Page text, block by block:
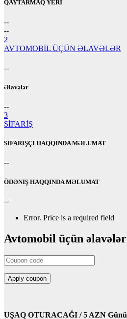
QAYTARMAQ YERİ
--
--
2
AVTOMOBİL ÜÇÜN ƏLAVƏLƏR
--
Əlavələr
--
3
SİFARİŞ
SIFARIŞÇI HAQQINDA MƏLUMAT
--
ÖDƏNIŞ HAQQINDA MƏLUMAT
--
Error. Price is a required field
Avtomobil üçün əlavələr
UŞAQ OTURACAĞI / 5 AZN Günü